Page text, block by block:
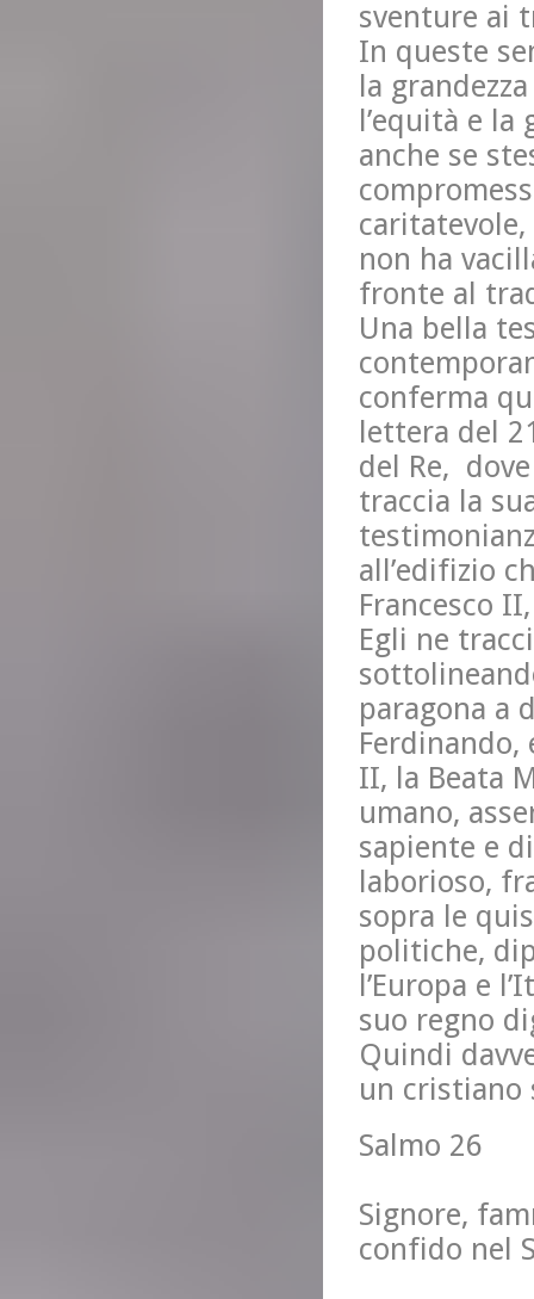
sventure ai
In queste
la
l’equità e
anche se
non ha
fronte al
Una bella
conferma
lettera del
del Re,
traccia la
all’edifizio
Francesco
Egli ne
paragona a
Ferdinando,
II, la Beata
umano,
sapiente e
laborioso,
sopra le
politiche,
l’Europa e
suo regno
Quindi
un cristiano
Salmo 26
Signore,
confido nel